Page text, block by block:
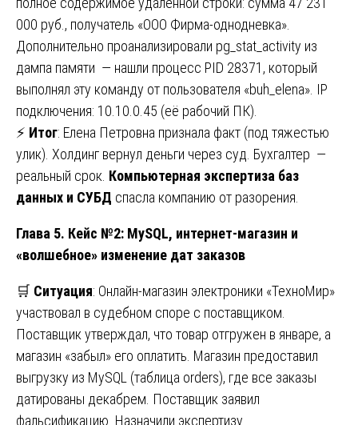
000 руб., получатель «ООО Фирма-однодневка».
Дополнительно проанализировали pg_stat_activity из
дампа памяти — нашли процесс PID 28371, который
выполнял эту команду от пользователя «buh_elena». IP
подключения: 10.10.0.45 (её рабочий ПК).
⚡ Итог: Елена Петровна признала факт (под тяжестью
улик). Холдинг вернул деньги через суд. Бухгалтер —
реальный срок. Компьютерная экспертиза баз
данных и СУБД спасла компанию от разорения.
Глава 5. Кейс №2: MySQL, интернет-магазин и
«волшебное» изменение дат заказов
🛒 Ситуация: Онлайн-магазин электроники «ТехноМир»
участвовал в судебном споре с поставщиком.
Поставщик утверждал, что товар отгружен в январе, а
магазин «забыл» его оплатить. Магазин предоставил
выгрузку из MySQL (таблица orders), где все заказы
датированы декабрем. Поставщик заявил
фальсификацию. Назначили экспертизу.